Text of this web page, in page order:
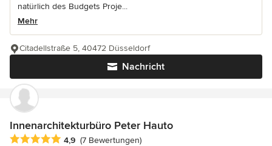
natürlich des Budgets Proje...
Mehr
Nachricht
Citadellstraße 5, 40472 Düsseldorf
Innenarchitekturbüro Peter Hauto
Durchschnittliche Bewertung: 4.9 von 5 Sternen
4,9 (7 Bewertungen)